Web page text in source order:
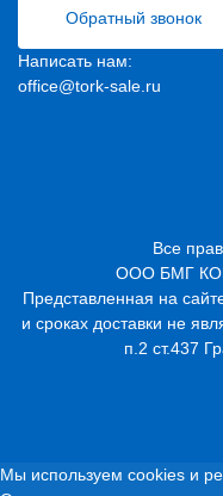
Обратный звонок
Написать нам:
office@tork-sale.ru
Все
ООО БМГ
Представленная на
и сроках доставки не
п.2 ст.437
Мы используем cookies и